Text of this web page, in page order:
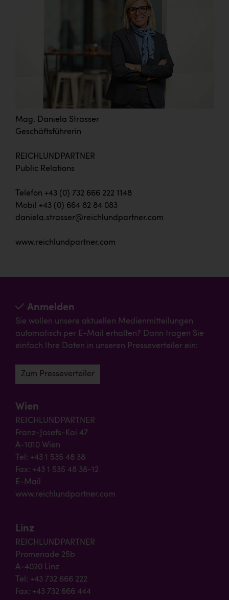
Mag. Daniela Strasser
Geschäftsführerin
REICHLUNDPARTNER
Public Relations
Telefon +43 (0) 732 666 222 1148
Mobil +43 (0) 664 82 84 083
daniela.strasser@reichlundpartner.com
www.reichlundpartner.com
Anmelden
Sie wollen unsere aktuellen Medienmitteilungen
automatisch per E-Mail erhalten? Dann tragen Sie
einfach Ihre Daten in unseren Presseverteiler ein:
Zum Presseverteiler
Wien
REICHLUNDPARTNER
Franz-Josefs-Kai 47
A-1010 Wien
Tel: +43 1 535 48 38
Fax: +43 1 535 48 38-12
E-Mail
www.reichlundpartner.com
Linz
REICHLUNDPARTNER
Promenade 25b
A-4020 Linz
Tel: +43 732 666 222
Fax: +43 732 666 444